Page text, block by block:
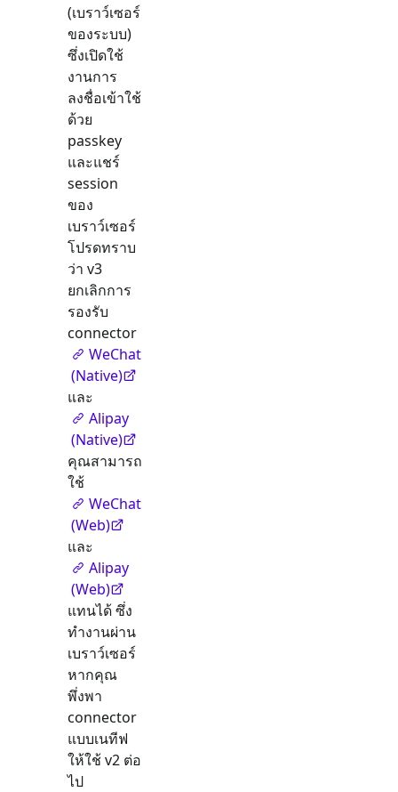
(เบราว์เซอร์
ของระบบ)
ซึ่งเปิดใช้
งานการ
ลงชื่อเข้าใช้
ด้วย
passkey
และแชร์
session
ของ
เบราว์เซอร์
โปรดทราบ
ว่า v3
ยกเลิกการ
รองรับ
connector
WeChat
(Native)
และ
Alipay
(Native)
คุณสามารถ
ใช้
WeChat
(Web)
และ
Alipay
(Web)
แทนได้ ซึ่ง
ทำงานผ่าน
เบราว์เซอร์
หากคุณ
พึ่งพา
connector
แบบเนทีฟ
ให้ใช้ v2 ต่อ
ไป